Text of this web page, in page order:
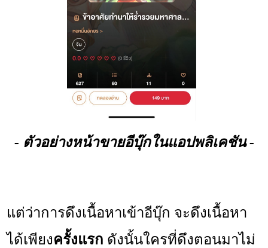
- ตัวอย่างหน้าขายอีบุ๊กในแอปพลิเคชัน -
แต่ว่าการดึงเนื้อหาเข้าอีบุ๊ก จะดึงเนื้อหา
ได้เพียงครั้งแรก ดังนั้นใครที่ดึงตอนมาไม่